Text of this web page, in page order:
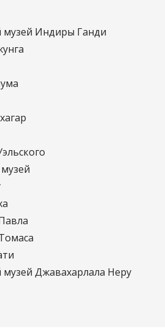
Индиры Ганди
Джавахарлала Неру